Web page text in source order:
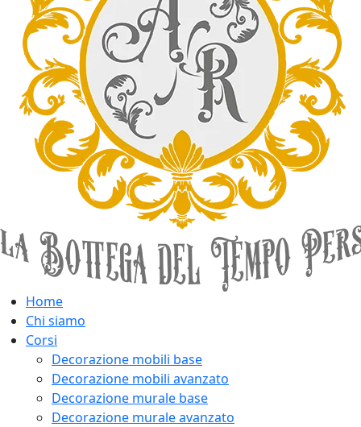
Home
Chi siamo
Corsi
Decorazione mobili base
Decorazione mobili avanzato
Decorazione murale base
Decorazione murale avanzato